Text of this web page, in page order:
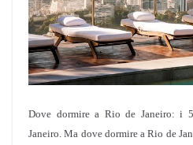
Dove dormire a Rio de Janeiro: i
Janeiro. Ma dove dormire a Rio de